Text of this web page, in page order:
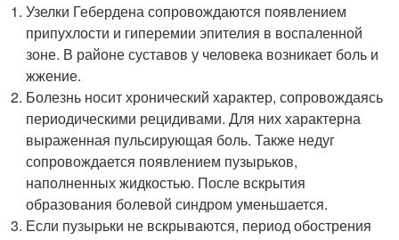
Узелки Гебердена сопровождаются появлением
припухлости и гиперемии эпителия в воспаленной
зоне. В районе суставов у человека возникает боль и
жжение.
Болезнь носит хронический характер, сопровождаясь
периодическими рецидивами. Для них характерна
выраженная пульсирующая боль. Также недуг
сопровождается появлением пузырьков,
наполненных жидкостью. После вскрытия
образования болевой синдром уменьшается.
Если пузырьки не вскрываются, период обострения